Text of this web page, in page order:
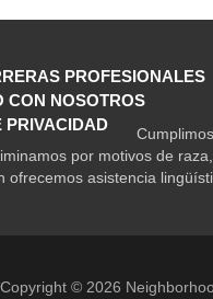
PROFESIONALES
CON NOSOTROS
PRIVACIDAD
por motivos de
ofrecemos asistencia
Copyright © 2026